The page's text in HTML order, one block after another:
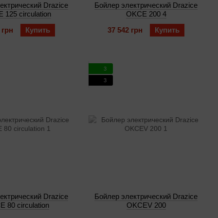
Drazice
125 circulation
Купить
Бойлер электрический Drazice
OKCE 200 4
37 542 грн
Купить
Drazice
80 circulation
3
3
Бойлер электрический Drazice
OKCEV 200